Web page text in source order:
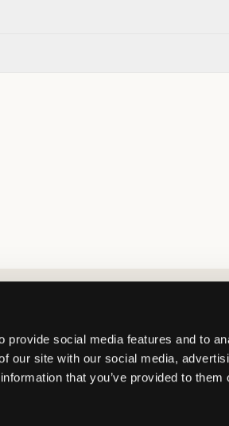
social media features and to
our site with our social media,
that you’ve provided to them